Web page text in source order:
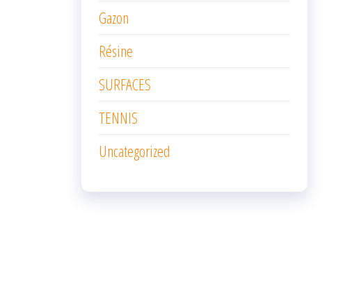
Gazon
Résine
SURFACES
TENNIS
Uncategorized